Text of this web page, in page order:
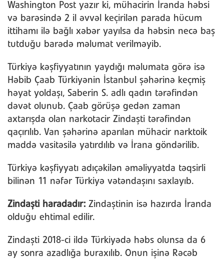
Washington Post yazır ki, mühacirin İranda həbsi
və barəsində 2 il əvvəl keçirilən parada hücum
ittihamı ilə bağlı xəbər yayılsa da həbsin necə baş
tutduğu barədə məlumat verilməyib.
Türkiyə kəşfiyyatının yaydığı məlumata görə isə
Həbib Çaab Türkiyənin İstanbul şəhərinə keçmiş
həyat yoldaşı, Saberin S. adlı qadın tərəfindən
dəvət olunub. Çaab görüşə gedən zaman
axtarışda olan narkotacir Zindaşti tərəfindən
qaçırılıb. Van şəhərinə aparılan mühacir narktoik
maddə vasitəsilə yatırdılıb və İrana göndərilib.
Türkiyə kəşfiyyatı adıçəkilən əməliyyatda təqsirli
bilinən 11 nəfər Türkiyə vətəndaşını saxlayıb.
Zindaşti haradadır: Zindaştinin isə hazırda İranda
olduğu ehtimal edilir.
Zindaşti 2018-ci ildə Türkiyədə həbs olunsa da 6
ay sonra azadlığa buraxılıb. Onun işinə Rəcəb